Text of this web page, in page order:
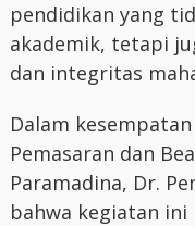
pendidikan yang
akademik, tetapi
dan integritas
Dalam
Pemasaran dan
Paramadina, Dr.
bahwa kegiatan